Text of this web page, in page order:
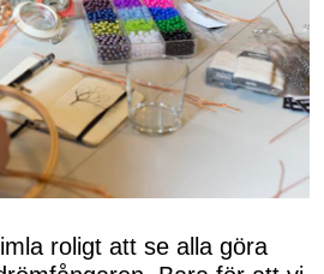
roligt att se alla göra